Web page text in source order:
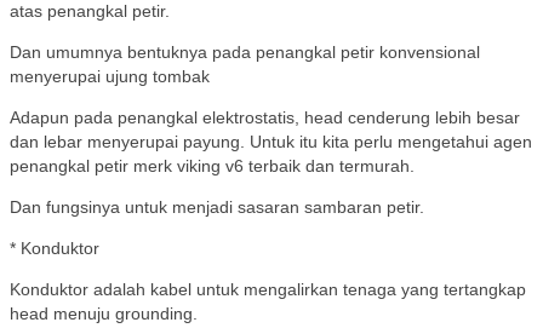
atas penangkal petir.
Dan umumnya bentuknya pada penangkal petir konvensional
menyerupai ujung tombak
Adapun pada penangkal elektrostatis, head cenderung lebih besar
dan lebar menyerupai payung. Untuk itu kita perlu mengetahui agen
penangkal petir merk viking v6 terbaik dan termurah.
Dan fungsinya untuk menjadi sasaran sambaran petir.
* Konduktor
Konduktor adalah kabel untuk mengalirkan tenaga yang tertangkap
head menuju grounding.